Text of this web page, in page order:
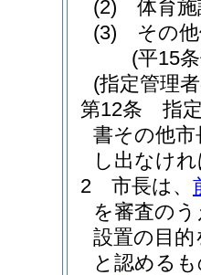
(2)
体育
(3)
その
(平15
(指定管理
第12条
指
書その他
し出なけ
2
市長は、
を審査の
設置の目
と認める